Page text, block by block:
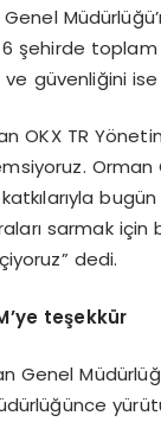
Genel
şehirde toplam
ve
TR
sarmak
dedi.
’ye teşekkür
Genel